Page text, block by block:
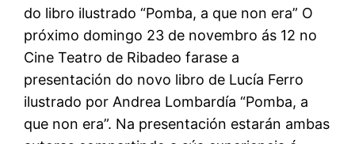
do libro ilustrado “Pomba, a que non era” O
próximo domingo 23 de novembro ás 12 no
Cine Teatro de Ribadeo farase a
presentación do novo libro de Lucía Ferro
ilustrado por Andrea Lombardía “Pomba, a
que non era”. Na presentación estarán ambas